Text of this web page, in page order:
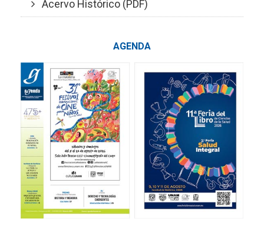
Acervo Histórico (PDF)
AGENDA